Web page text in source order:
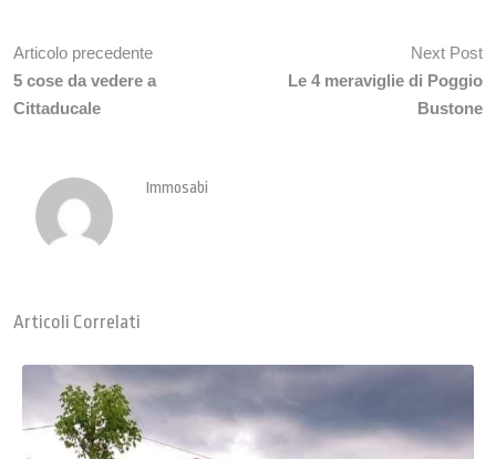
Articolo precedente
5 cose da vedere a
Cittaducale
Next Post
Le 4 meraviglie di Poggio
Bustone
Immosabi
Articoli Correlati